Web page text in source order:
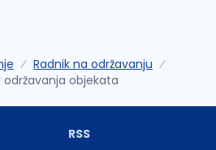
Radnik na održavanju
održavanja objekata
RSS